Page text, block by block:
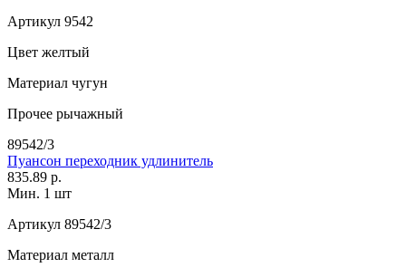
Артикул 9542
Цвет желтый
Материал чугун
Прочее рычажный
89542/3
Пуансон переходник удлинитель
835.89 р.
Мин. 1 шт
Артикул 89542/3
Материал металл